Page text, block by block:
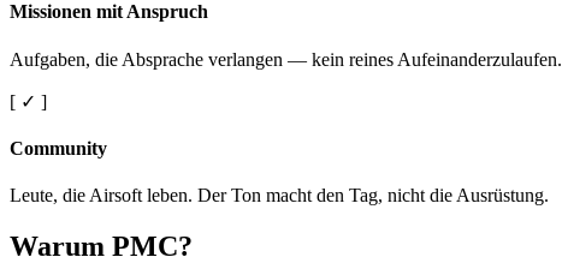
Missionen mit Anspruch
Aufgaben, die Absprache verlangen — kein reines Aufeinanderzulaufen.
[ ✓ ]
Community
Leute, die Airsoft leben. Der Ton macht den Tag, nicht die Ausrüstung.
Warum PMC?